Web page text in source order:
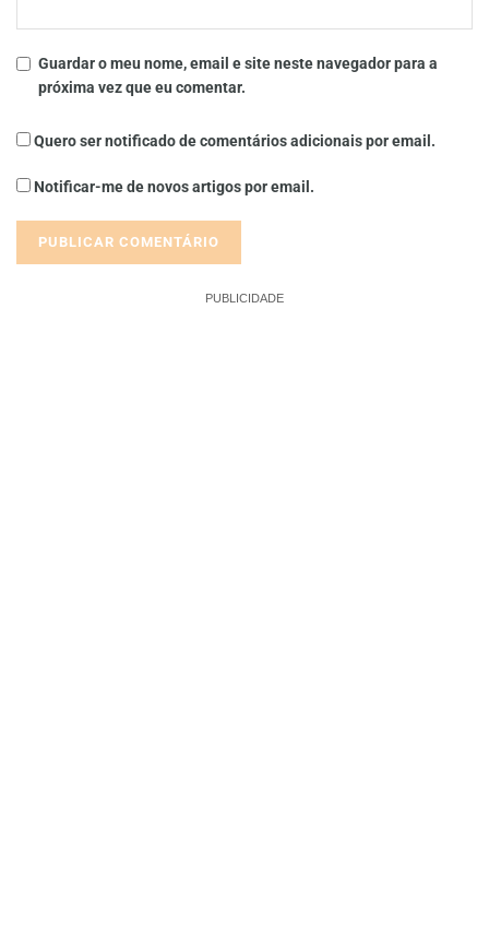
Guardar o meu nome, email e site neste navegador para a
próxima vez que eu comentar.
Quero ser notificado de comentários adicionais por email.
Notificar-me de novos artigos por email.
PUBLICIDADE